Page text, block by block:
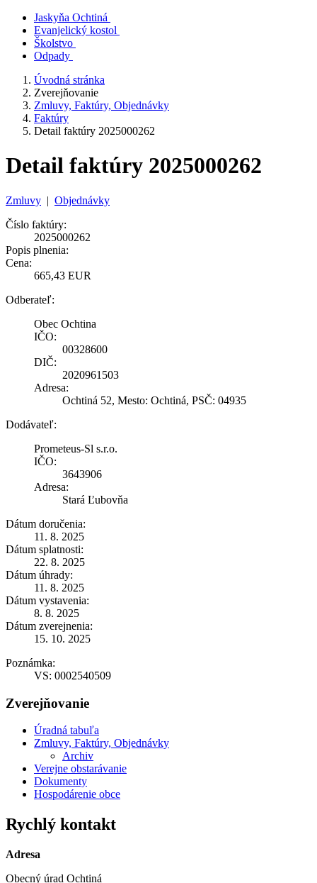
Jaskyňa Ochtiná
Evanjelický kostol
Školstvo
Odpady
Úvodná stránka
Zverejňovanie
Zmluvy, Faktúry, Objednávky
Faktúry
Detail faktúry 2025000262
Detail faktúry 2025000262
Zmluvy | Objednávky
Číslo faktúry:
2025000262
Popis plnenia:
Cena:
665,43 EUR
Odberateľ:
Obec Ochtina
IČO:
00328600
DIČ:
2020961503
Adresa:
Ochtiná 52, Mesto: Ochtiná, PSČ: 04935
Dodávateľ:
Prometeus-Sl s.r.o.
IČO:
3643906
Adresa:
Stará Ľubovňa
Dátum doručenia:
11. 8. 2025
Dátum splatnosti:
22. 8. 2025
Dátum úhrady:
11. 8. 2025
Dátum vystavenia:
8. 8. 2025
Dátum zverejnenia:
15. 10. 2025
Poznámka:
VS: 0002540509
Zverejňovanie
Úradná tabuľa
Zmluvy, Faktúry, Objednávky
Archiv
Verejne obstarávanie
Dokumenty
Hospodárenie obce
Rychlý kontakt
Adresa
Obecný úrad Ochtiná